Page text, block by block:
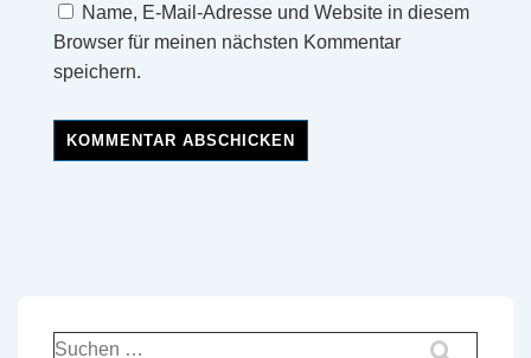
Name, E-Mail-Adresse und Website in diesem
Browser für meinen nächsten Kommentar
speichern.
Suchen